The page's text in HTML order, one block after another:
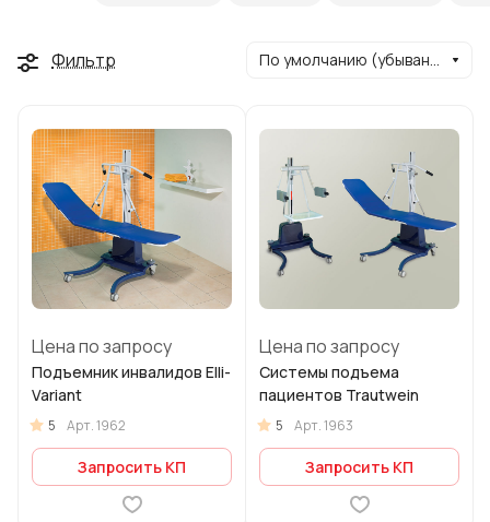
Фильтр По умолчанию (убывание)
Цена по запросу
Подъемник инвалидов Elli-
Variant
5 Арт.1962
Запросить КП
Цена по запросу
Системы подъема
пациентов Trautwein
5 Арт.1963
Запросить КП